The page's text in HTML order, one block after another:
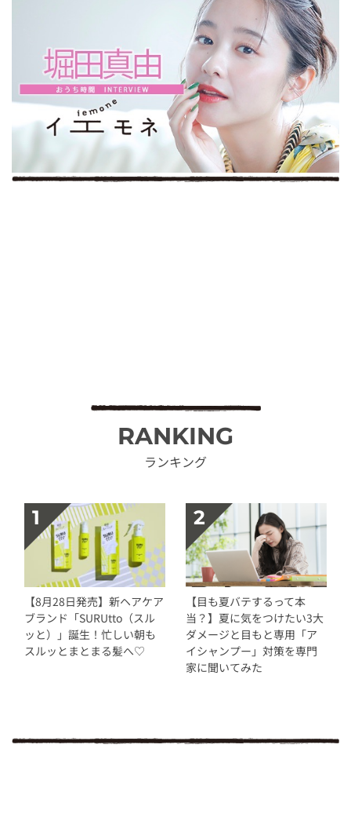
RANKING
ランキング
【8月28日発売】新ヘアケア
ブランド「SURUtto（スル
ッと）」誕生！忙しい朝も
スルッとまとまる髪へ♡
【目も夏バテするって本
当？】夏に気をつけたい3大
ダメージと目もと専用「ア
イシャンプー」対策を専門
家に聞いてみた